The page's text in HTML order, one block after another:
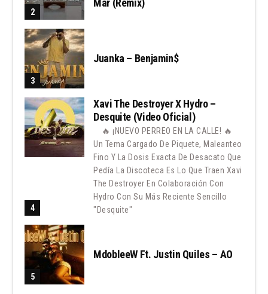
Mar (Remix)
Juanka – Benjamin$
Xavi The Destroyer X Hydro –
Desquite (Video Oficial)
🔥 ¡NUEVO PERREO EN LA CALLE! 🔥
Un Tema Cargado De Piquete, Maleanteo
Fino Y La Dosis Exacta De Desacato Que
Pedía La Discoteca Es Lo Que Traen Xavi
The Destroyer En Colaboración Con
Hydro Con Su Más Reciente Sencillo
"Desquite"
MdobleeW Ft. Justin Quiles – AO